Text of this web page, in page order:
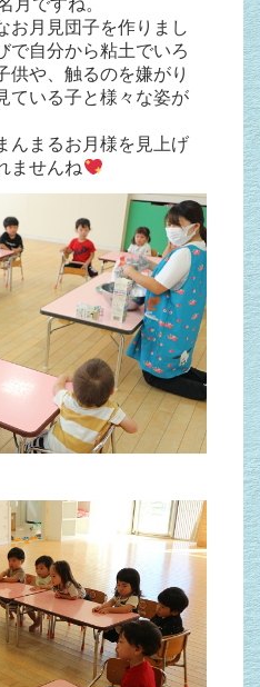
月ですね。
お月見団子を作りまし
で自分から粘土でいろ
供や、触るのを嫌がり
ている子と様々な姿が
んまるお月様を見上げ
ませんね